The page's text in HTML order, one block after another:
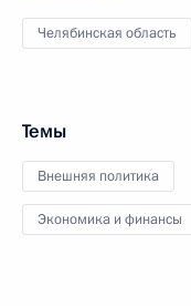
Челябинская область
Темы
Внешняя политика
Экономика и финансы